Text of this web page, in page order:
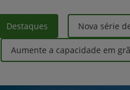
Destaques Nova série
Aumente a capacidade em